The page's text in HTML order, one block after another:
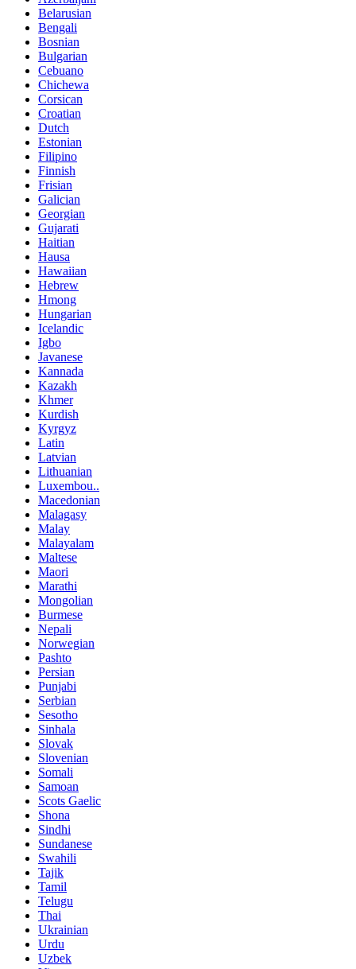
Belarusian
Bengali
Bosnian
Bulgarian
Cebuano
Chichewa
Corsican
Croatian
Dutch
Estonian
Filipino
Finnish
Frisian
Galician
Georgian
Gujarati
Haitian
Hausa
Hawaiian
Hebrew
Hmong
Hungarian
Icelandic
Igbo
Javanese
Kannada
Kazakh
Khmer
Kurdish
Kyrgyz
Latin
Latvian
Lithuanian
Luxembou..
Macedonian
Malagasy
Malay
Malayalam
Maltese
Maori
Marathi
Mongolian
Burmese
Nepali
Norwegian
Pashto
Persian
Punjabi
Serbian
Sesotho
Sinhala
Slovak
Slovenian
Somali
Samoan
Scots Gaelic
Shona
Sindhi
Sundanese
Swahili
Tajik
Tamil
Telugu
Thai
Ukrainian
Urdu
Uzbek